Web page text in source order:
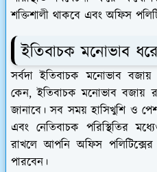
শক্তিশালী থাকবে এবং অফিস
ইতিবাচক মনোভাব
সর্বদা ইতিবাচক মনোভাব
কেন, ইতিবাচক মনোভাব বজায়
জানাবে। সব সময় হাসিখুশি ও
এবং নেতিবাচক পরিস্থিতির
রাখলে আপনি অফিস
পারবেন।